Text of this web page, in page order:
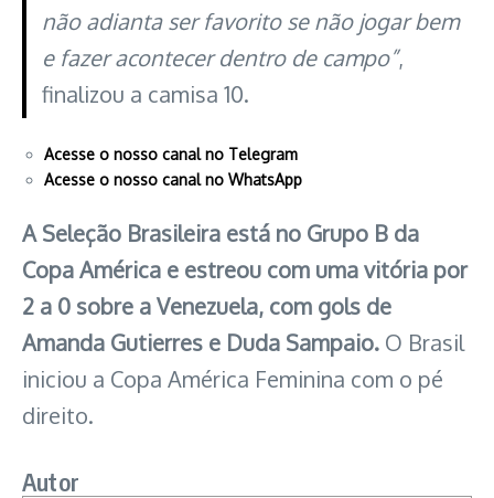
não adianta ser favorito se não jogar bem
e fazer acontecer dentro de campo”,
finalizou a camisa 10.
Acesse o nosso canal no Telegram
Acesse o nosso canal no WhatsApp
A Seleção Brasileira está no Grupo B da
Copa América e estreou com uma vitória por
2 a 0 sobre a Venezuela, com gols de
Amanda Gutierres e Duda Sampaio. O Brasil
iniciou a Copa América Feminina com o pé
direito.
Autor